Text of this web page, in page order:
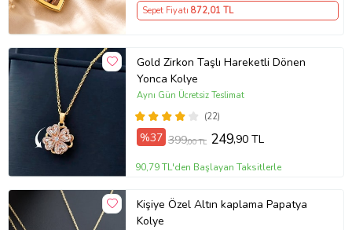
Sepet Fiyatı 872,01 TL
Gold Zirkon Taşlı Hareketli Dönen
Yonca Kolye
(22)
Aynı Gün Ücretsiz Teslimat
%37 399,00 TL 249,90 TL
90,79 TL'den Başlayan Taksitlerle
Kişiye Özel Altın kaplama Papatya
Kolye